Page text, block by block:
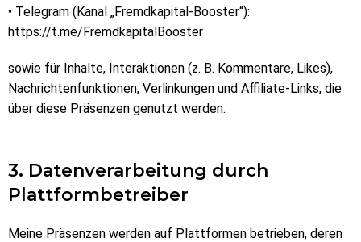
• Telegram (Kanal „Fremdkapital-Booster“):
https://t.me/FremdkapitalBooster
sowie für Inhalte, Interaktionen (z. B. Kommentare, Likes),
Nachrichtenfunktionen, Verlinkungen und Affiliate-Links, die
über diese Präsenzen genutzt werden.
3. Datenverarbeitung durch
Plattformbetreiber
Meine Präsenzen werden auf Plattformen betrieben, deren